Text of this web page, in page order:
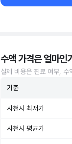
수액 가격은 얼마인
실제 비용은 진료 여부,
기준
사천시 최저가
사천시 평균가